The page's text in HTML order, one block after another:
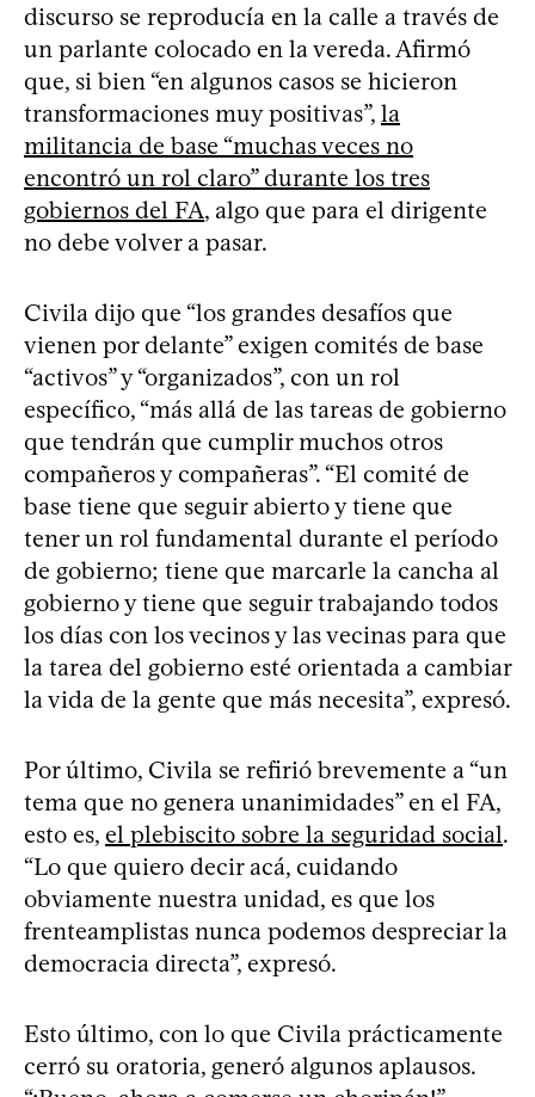
discurso se reproducía en la calle a través de
un parlante colocado en la vereda. Afirmó
que, si bien “en algunos casos se hicieron
transformaciones muy positivas”, la
militancia de base “muchas veces no
encontró un rol claro” durante los tres
gobiernos del FA, algo que para el dirigente
no debe volver a pasar.
Civila dijo que “los grandes desafíos que
vienen por delante” exigen comités de base
“activos” y “organizados”, con un rol
específico, “más allá de las tareas de gobierno
que tendrán que cumplir muchos otros
compañeros y compañeras”. “El comité de
base tiene que seguir abierto y tiene que
tener un rol fundamental durante el período
de gobierno; tiene que marcarle la cancha al
gobierno y tiene que seguir trabajando todos
los días con los vecinos y las vecinas para que
la tarea del gobierno esté orientada a cambiar
la vida de la gente que más necesita”, expresó.
Por último, Civila se refirió brevemente a “un
tema que no genera unanimidades” en el FA,
esto es, el plebiscito sobre la seguridad social.
“Lo que quiero decir acá, cuidando
obviamente nuestra unidad, es que los
frenteamplistas nunca podemos despreciar la
democracia directa”, expresó.
Esto último, con lo que Civila prácticamente
cerró su oratoria, generó algunos aplausos.